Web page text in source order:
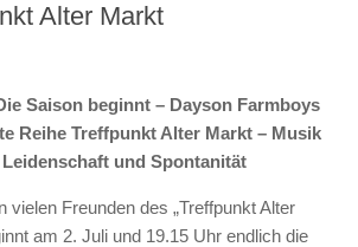
Alter Markt
Saison beginnt – Dayson Farmboys
Reihe Treffpunkt Alter Markt – Musik
und Spontanität
vielen Freunden des „Treffpunkt Alter
am 2. Juli und 19.15 Uhr endlich die